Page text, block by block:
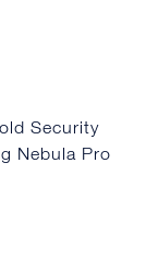
Security
Nebula Pro